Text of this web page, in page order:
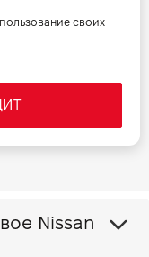
своих